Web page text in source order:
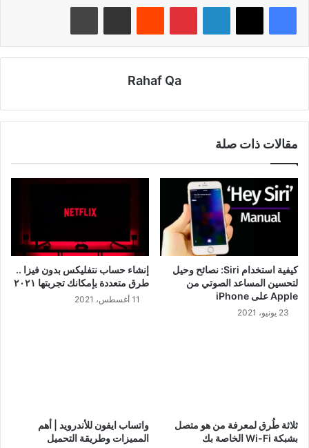
لينكدإن بينتيريست
Rahaf Qa
مقالات ذات صلة
كيفية استخدام Siri: نصائح وحيل
لتحسين المساعد الصوتي من
Apple على iPhone
23 يونيو، 2021
إنشاء حساب نتفليكس بدون فيزا ..
طرق متعددة بإمكانك تجربتها ٢٠٢١
11 أغسطس، 2021
ثلاثة طُرق لمعرفة من هو متصل
بشبكة Wi-Fi الخاصة بك
واتساب ايفون للأندرويد | أهم
المميزات وطريقة التحميل